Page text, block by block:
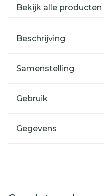
Bekijk alle
Beschrijving
Samenstelling
Gebruik
Gegevens